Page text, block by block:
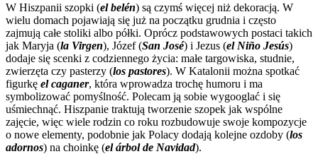
W Hiszpanii szopki (el belén) są czymś więcej niż dekoracją. W
wielu domach pojawiają się już na początku grudnia i często
zajmują całe stoliki albo półki. Oprócz podstawowych postaci takich
jak Maryja (la Virgen), Józef (San José) i Jezus (el Niño Jesús)
dodaje się scenki z codziennego życia: małe targowiska, studnie,
zwierzęta czy pasterzy (los pastores). W Katalonii można spotkać
figurkę el caganer, która wprowadza trochę humoru i ma
symbolizować pomyślność. Polecam ją sobie wygooglać i się
uśmiechnąć. Hiszpanie traktują tworzenie szopek jak wspólne
zajęcie, więc wiele rodzin co roku rozbudowuje swoje kompozycje
o nowe elementy, podobnie jak Polacy dodają kolejne ozdoby (los
adornos) na choinkę (el árbol de Navidad).